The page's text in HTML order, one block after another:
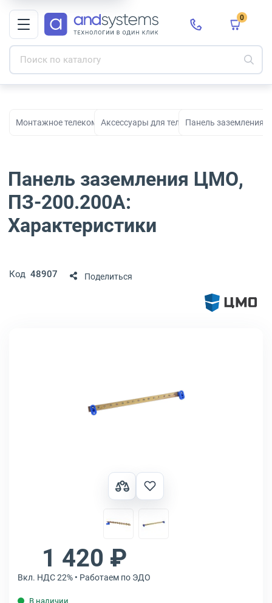
0
Монтажное телекоммуникационное оборудование для СКС и
Аксессуары для телекоммуникационных
Панель заземления
Панель заземления ЦМО,
ПЗ-200.200А:
Характеристики
Код 48907 Поделиться
1 420 ₽
Вкл. НДС 22% • Работаем по ЭДО
В наличии